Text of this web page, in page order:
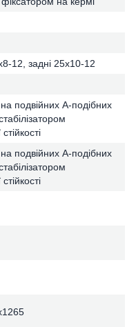
12, задні 25х10-12
подвійних А-подібних
подвійних А-подібних